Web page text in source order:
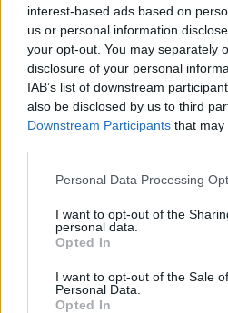
interest-based ads based on
us or personal information
your opt-out. You may separately
disclosure of your personal
IAB’s list of downstream
also be disclosed by us to third
Downstream Participants that may
Please note that this website/app
not limited to your visit or usage
grant or deny consent to Google
use your data for below specified
consent section.
Personal Data Processing
I want to opt-out of the
personal data.
Opted In
I want to opt-out of the Sale
Personal Data.
Opted In